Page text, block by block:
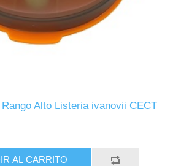
Alto Listeria ivanovii CECT
AL CARRITO